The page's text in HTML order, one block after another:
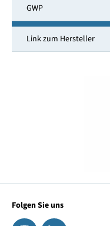
GWP
Link zum Hersteller
Folgen Sie uns